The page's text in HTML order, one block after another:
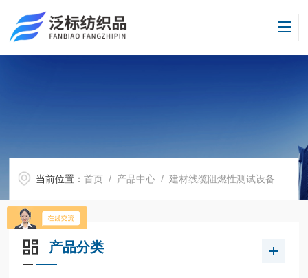
当前位置：首页 / 产品中心 /建材线缆阻燃性测试设备 跑
产品分类